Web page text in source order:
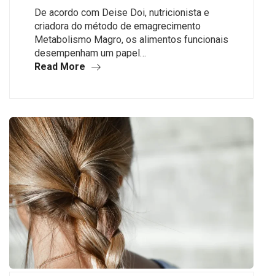
De acordo com Deise Doi, nutricionista e
criadora do método de emagrecimento
Metabolismo Magro, os alimentos funcionais
desempenham um papel…
Read More